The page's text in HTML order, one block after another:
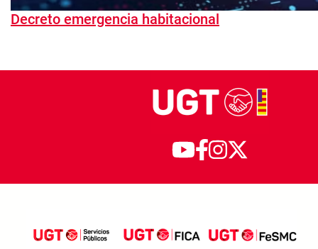
Decreto emergencia habitacional